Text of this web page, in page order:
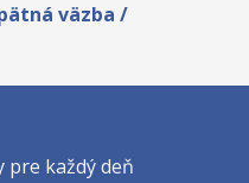
väzba /
pre každý deň